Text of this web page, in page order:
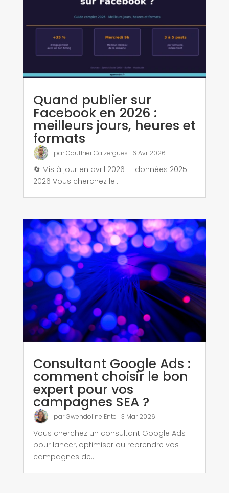
Quand publier sur
Facebook en 2026 :
meilleurs jours, heures et
formats
parGauthier Caizergues | 6 Avr 2026
🔄 Mis à jour en avril 2026 — données 2025-
2026 Vous cherchez le...
Consultant Google Ads :
comment choisir le bon
expert pour vos
campagnes SEA ?
parGwendoline Ente | 3 Mar 2026
Vous cherchez un consultant Google Ads
pour lancer, optimiser ou reprendre vos
campagnes de...